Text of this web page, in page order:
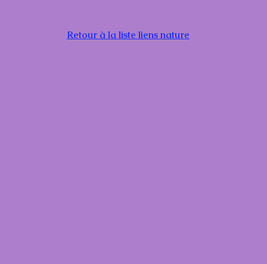
Retour à la liste liens nature